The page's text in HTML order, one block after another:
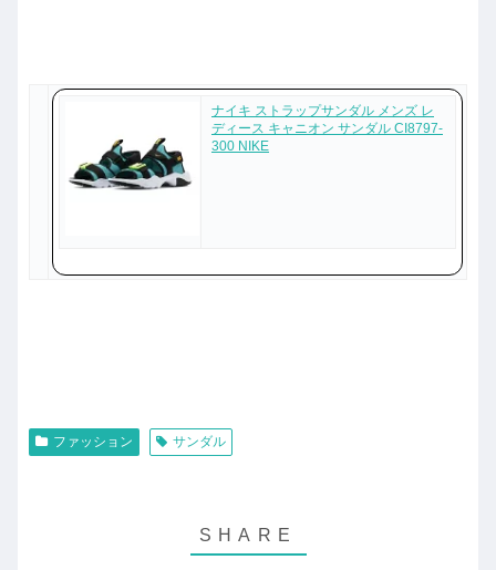
ナイキ ストラップサンダル メンズ レ
ディース キャニオン サンダル CI8797-
300 NIKE
ファッション サンダル